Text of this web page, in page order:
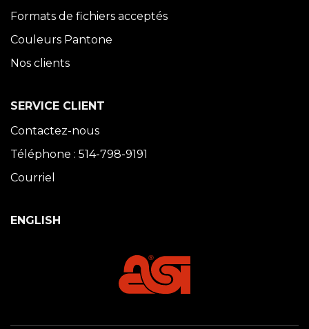
Formats de fichiers acceptés
Couleurs Pantone
Nos clients
SERVICE CLIENT
Contactez-nous
Téléphone : 514-798-9191
Courriel
ENGLISH